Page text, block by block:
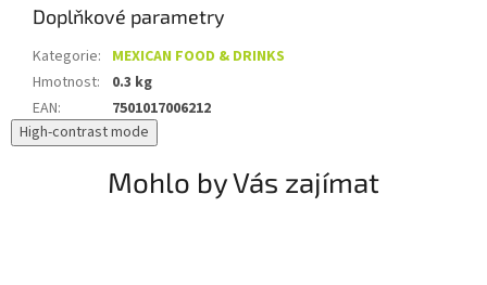
Doplňkové parametry
Kategorie: MEXICAN FOOD & DRINKS
Hmotnost:
0.3 kg
EAN:
7501017006212
High-contrast mode
Mohlo by Vás zajímat